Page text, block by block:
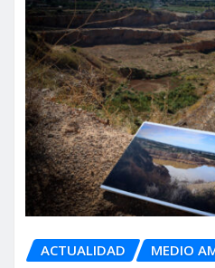
ACTUALIDAD MEDIO